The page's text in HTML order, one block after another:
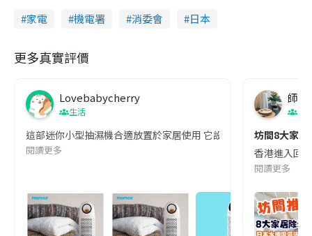
家電 機電署 消委會 日本
更多真實評價
Lovebabycherry
生活
這部迷你小型抽濕機合適放置於家居使用 它設計輕巧細小 可以放
閱讀更多
師奶
坊間8大家居
香港進入回
閱讀更多